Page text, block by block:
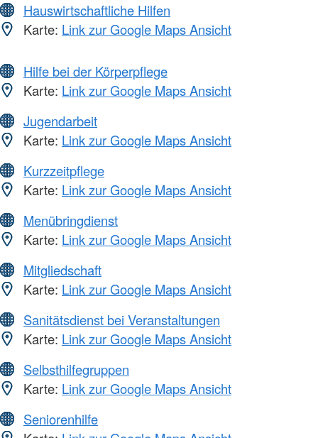
Hauswirtschaftliche Hilfen
Karte: Link zur Google Maps Ansicht
Hilfe bei der Körperpflege
Karte: Link zur Google Maps Ansicht
Jugendarbeit
Karte: Link zur Google Maps Ansicht
Kurzzeitpflege
Karte: Link zur Google Maps Ansicht
Menübringdienst
Karte: Link zur Google Maps Ansicht
Mitgliedschaft
Karte: Link zur Google Maps Ansicht
Sanitätsdienst bei Veranstaltungen
Karte: Link zur Google Maps Ansicht
Selbsthilfegruppen
Karte: Link zur Google Maps Ansicht
Seniorenhilfe